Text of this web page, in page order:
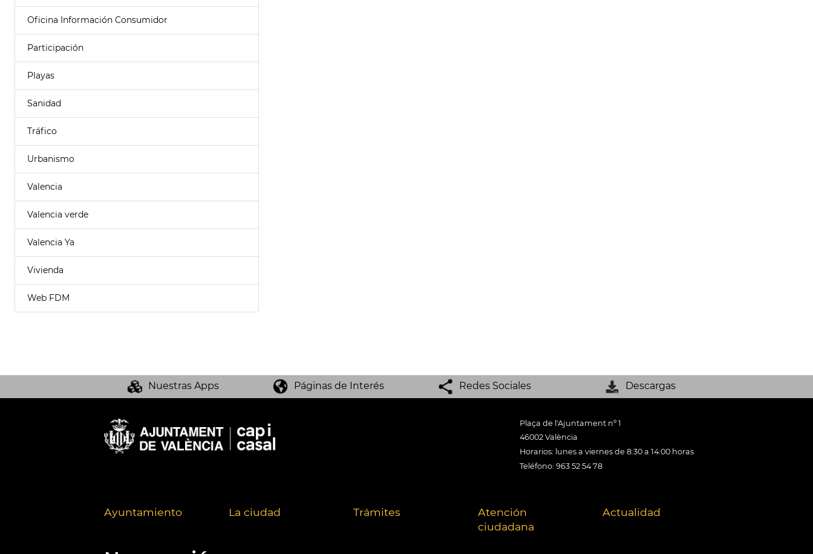
Oficina Información Consumidor
Participación
Playas
Sanidad
Tráfico
Urbanismo
Valencia
Valencia verde
Valencia Ya
Vivienda
Web FDM
Nuestras Apps Páginas de Interés Redes Sociales Descargas
Plaça de l'Ajuntament nº 1
46002 València
Horarios: lunes a viernes de 8:30 a 14:00 horas
Teléfono: 963 52 54 78
Ayuntamiento La ciudad Trámites
Atención
ciudadana
Actualidad